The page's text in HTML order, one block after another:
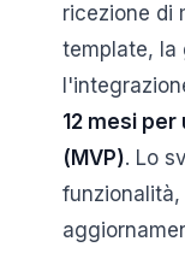
ricezione di
template, la
12 mesi
(MVP). Lo